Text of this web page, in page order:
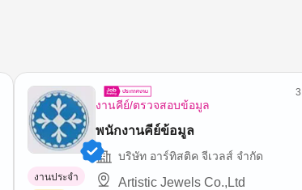
งานคีย์/ตรวจสอบข้อมูล
พนักงานคีย์ข้อมูล
บริษัท อาร์ทิสติค จีเวลส์ จํากัด
Artistic Jewels Co.,Ltd
งานประจำ